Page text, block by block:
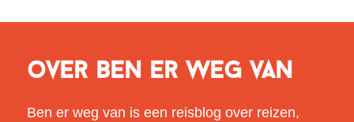
over ben er weg van
Ben er weg van is een reisblog over reizen,